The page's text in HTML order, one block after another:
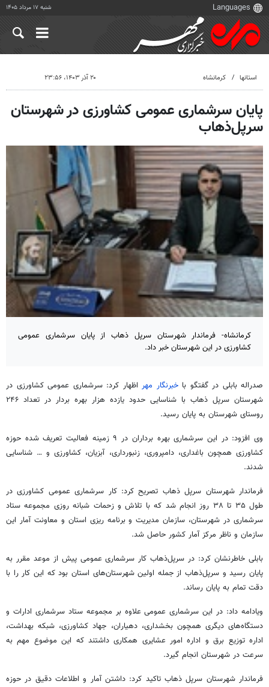
شنبه ۱۷ مرداد ۱۴۰۵
استانها کرمانشاه ۲۰ آذر ۱۴۰۳، ۲۳:۵۶
پایان سرشماری عمومی کشاورزی در شهرستان
سرپل‌ذهاب
کرمانشاه- فرماندار شهرستان سرپل ذهاب از پایان سرشماری عمومی
کشاورزی در این شهرستان خبر داد.
صدراله بابلی در گفتگو باخبرنگار مهر اظهار کرد: سرشماری عمومی کشاورزی در
شهرستان سرپل ذهاب با شناسایی حدود یازده هزار بهره بردار در تعداد ۲۴۶
روستای شهرستان به پایان رسید.
وی افزود: در این سرشماری بهره برداران در ۹ زمینه فعالیت تعریف شده حوزه
کشاورزی همچون باغداری، دامپروری، زنبورداری، آبزیان، کشاورزی و … شناسایی
شدند.
فرماندار شهرستان سرپل ذهاب تصریح کرد: کار سرشماری عمومی کشاورزی در
طول ۳۵ تا ۳۸ روز انجام شد که با تلاش و زحمات شبانه روزی مجموعه ستاد
سرشماری در شهرستان، سازمان مدیریت و برنامه ریزی استان و معاونت آمار این
سازمان و ناظر مرکز آمار کشور حاصل شد.
بابلی خاطرنشان کرد: در سرپل‌ذهاب کار سرشماری عمومی پیش از موعد مقرر به
پایان رسید و سرپل‌ذهاب از جمله اولین شهرستان‌های استان بود که این کار را با
دقت تمام به پایان رساند.
ویادامه داد: در این سرشماری عمومی علاوه بر مجموعه ستاد سرشماری ادارات و
دستگاه‌های دیگری همچون بخشداری، دهیاران، جهاد کشاورزی، شبکه بهداشت،
اداره توزیع برق و اداره امور عشایری همکاری داشتند که این موضوع مهم به
سرعت در شهرستان انجام گیرد.
فرماندار شهرستان سرپل ذهاب تاکید کرد: داشتن آمار و اطلاعات دقیق در حوزه